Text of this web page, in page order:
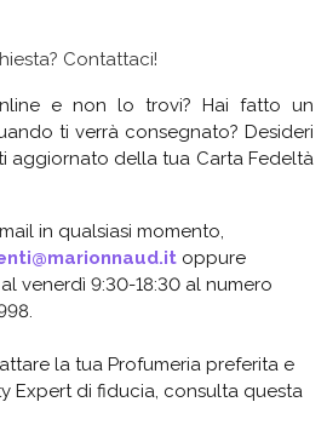
Contattaci!
e non lo trovi? Hai fatto un
ti verrà consegnato? Desideri
aggiornato della tua Carta Fedeltà
in qualsiasi momento,
oppure
venerdì 9:30-18:30 al numero
la tua Profumeria preferita e
Expert di fiducia, consulta questa